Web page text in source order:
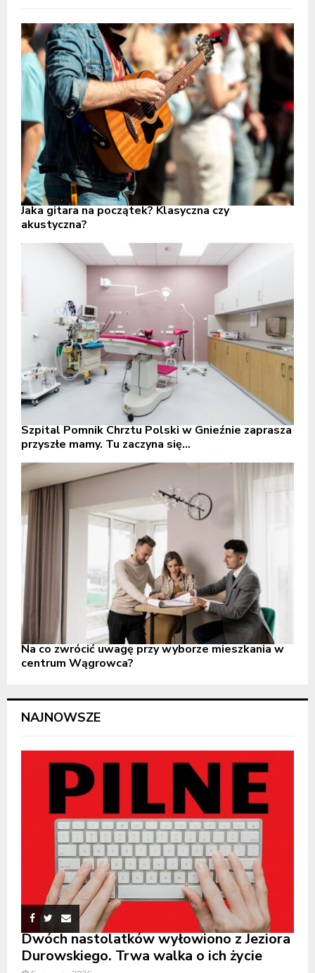
Jaka gitara na początek? Klasyczna czy
akustyczna?
Szpital Pomnik Chrztu Polski w Gnieźnie zaprasza
przyszłe mamy. Tu zaczyna się...
Na co zwrócić uwagę przy wyborze mieszkania w
centrum Wągrowca?
NAJNOWSZE
Dwóch nastolatków wyłowiono z Jeziora
Durowskiego. Trwa walka o ich życie